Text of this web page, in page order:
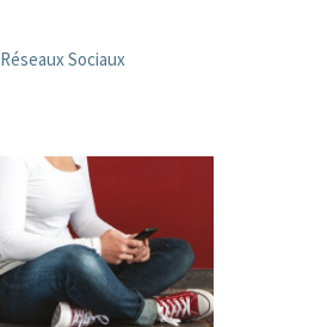
Réseaux Sociaux